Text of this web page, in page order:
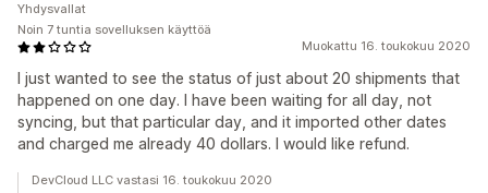
Muokattu 16. toukokuu 2020
I just wanted to see the status of just about 20 shipments that
happened on one day. I have been waiting for all day, not
syncing, but that particular day, and it imported other dates
and charged me already 40 dollars. I would like refund.
Yhdysvallat
Noin 7 tuntia sovelluksen käyttöä
DevCloud LLC vastasi 16. toukokuu 2020